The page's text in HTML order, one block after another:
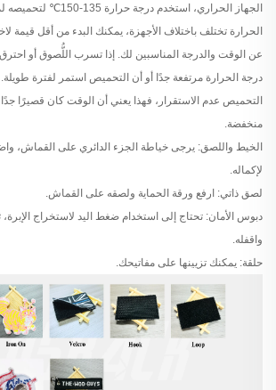
الحرارة تختلف باختلاف الأجهزة، يمكنك البدء من أقل قيمة
عن الوقت والدرجة المناسبين لك. إذا تسرب اللُّصوق أو
درجة الحرارة مرتفعة جدًا أو أن التحميص استمر لفترة طويلة.
التحميص عدم الاستقرار، فهذا يعني أن الوقت كان قصيرًا
منخفضة.
الخيط واللصق: يرجى خياطة الجزء الدائري على القماش،
لإكماله.
لصق ذاتي: ارفع ورقة الحماية ولصقه على القماش.
دبوس الأمان: تحتاج إلى استخدام ضغط اليد لاستخراج
واقفله.
حلقة: يمكنك تزيينها على مفاتيحك.